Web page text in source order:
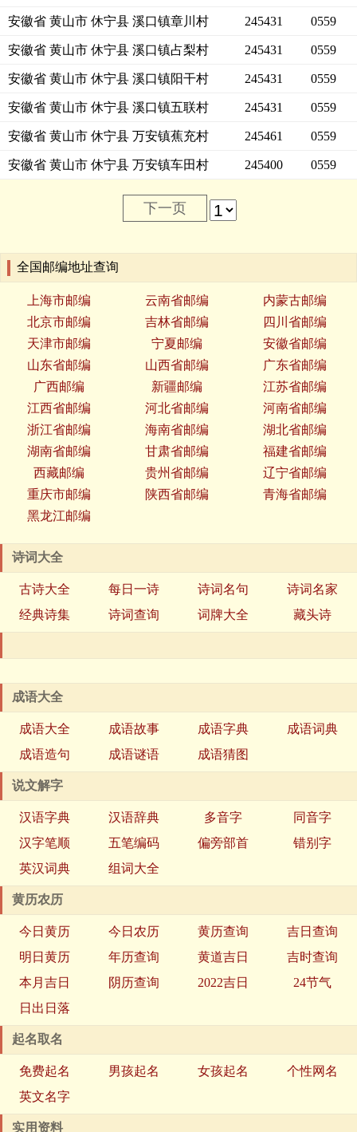
安徽省 黄山市 休宁县 溪口镇章川村 245431 0559
安徽省 黄山市 休宁县 溪口镇占梨村 245431 0559
安徽省 黄山市 休宁县 溪口镇阳干村 245431 0559
安徽省 黄山市 休宁县 溪口镇五联村 245431 0559
安徽省 黄山市 休宁县 万安镇蕉充村 245461 0559
安徽省 黄山市 休宁县 万安镇车田村 245400 0559
下一页
全国邮编地址查询
上海市邮编 云南省邮编
内蒙古邮编
北京市邮编
吉林省邮编
四川省邮编
天津市邮编
宁夏邮编
安徽省邮编
山东省邮编
山西省邮编
广东省邮编
广西邮编
新疆邮编
江苏省邮编
江西省邮编
河北省邮编
河南省邮编
浙江省邮编
海南省邮编
湖北省邮编
湖南省邮编
甘肃省邮编
福建省邮编
西藏邮编
贵州省邮编
辽宁省邮编
重庆市邮编
陕西省邮编
青海省邮编
黑龙江邮编
诗词大全
古诗大全 每日一诗 诗词名句
诗词名家
经典诗集
诗词查询 词牌大全 藏头诗
成语大全
成语大全 成语故事 成语字典
成语词典
成语造句
成语谜语 成语猜图
说文解字
汉语字典 汉语辞典 多音字
同音字
汉字笔顺
五笔编码 偏旁部首
错别字
英汉词典
组词大全
黄历农历
今日黄历 今日农历 黄历查询
吉日查询
明日黄历
年历查询 黄道吉日
吉时查询
本月吉日
阴历查询 2022吉日
24节气
日出日落
起名取名
免费起名 男孩起名 女孩起名
个性网名
英文名字
实用资料